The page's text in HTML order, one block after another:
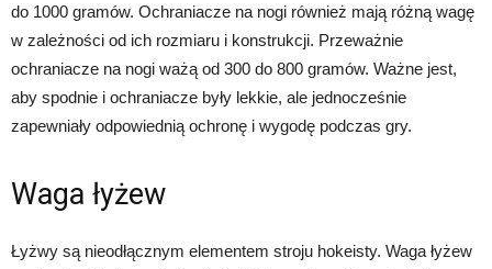
do 1000 gramów. Ochraniacze na nogi również mają różną wagę
w zależności od ich rozmiaru i konstrukcji. Przeważnie
ochraniacze na nogi ważą od 300 do 800 gramów. Ważne jest,
aby spodnie i ochraniacze były lekkie, ale jednocześnie
zapewniały odpowiednią ochronę i wygodę podczas gry.
Waga łyżew
Łyżwy są nieodłącznym elementem stroju hokeisty. Waga łyżew